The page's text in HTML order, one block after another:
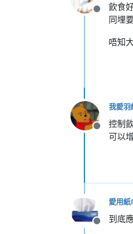
離線
飲食
同埋
唔知
離線
我愛羽
控制
可以
離線
愛用紙
到底